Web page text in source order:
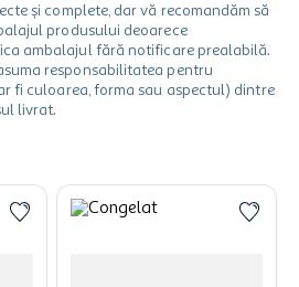
și complete, dar vă recomandăm să
produsului deoarece
ambalajul fără notificare prealabilă.
responsabilitatea pentru
fi culoarea, forma sau aspectul) dintre
livrat.